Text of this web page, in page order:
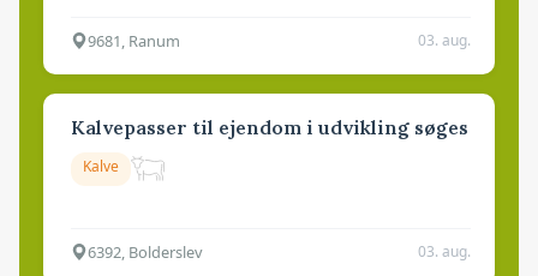
9681, Ranum 03. aug.
Kalvepasser til ejendom i udvikling søges
Kalve
6392, Bolderslev 03. aug.